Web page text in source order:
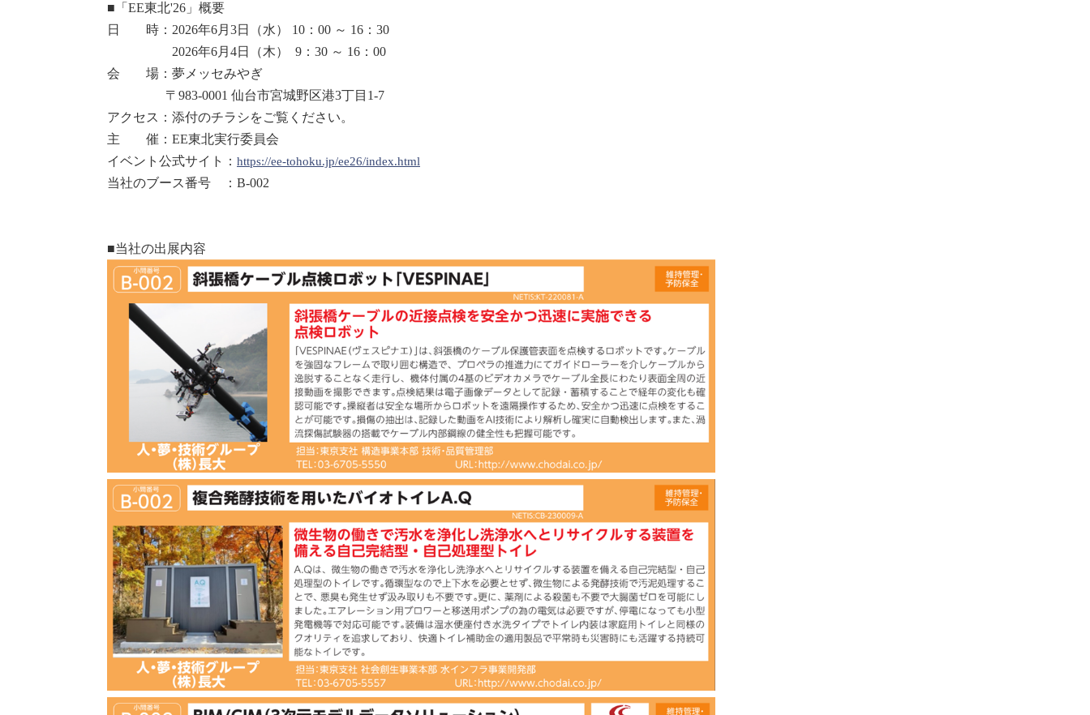
■「EE東北'26」概要
日 時：2026年6月3日（水） 10：00 ～ 16：30
2026年6月4日（木） 9：30 ～ 16：00
会 場：夢メッセみやぎ
〒983-0001 仙台市宮城野区港3丁目1-7
アクセス：添付のチラシをご覧ください。
主 催：EE東北実行委員会
イベント公式サイト： https://ee-tohoku.jp/ee26/index.html
当社のブース番号 ：B-002
■当社の出展内容